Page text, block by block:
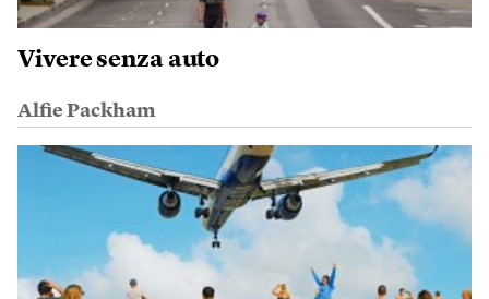
Vivere senza auto
Alfie Packham